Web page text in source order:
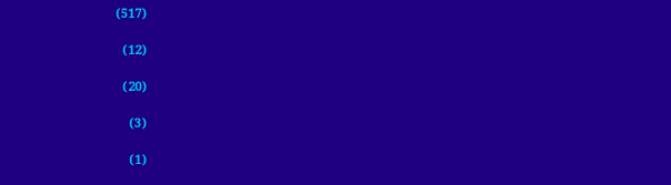
(517)
(12)
(20)
(3)
(1)